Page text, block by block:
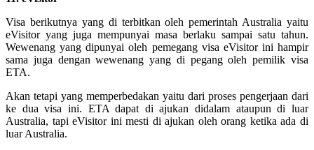
Visa berikutnya yang di terbitkan oleh pemerintah Australia yaitu
eVisitor yang juga mempunyai masa berlaku sampai satu tahun.
Wewenang yang dipunyai oleh pemegang visa eVisitor ini hampir
sama juga dengan wewenang yang di pegang oleh pemilik visa
ETA.
Akan tetapi yang memperbedakan yaitu dari proses pengerjaan dari
ke dua visa ini. ETA dapat di ajukan didalam ataupun di luar
Australia, tapi eVisitor ini mesti di ajukan oleh orang ketika ada di
luar Australia.